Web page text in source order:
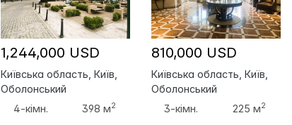
1,244,000 USD
Київська область, Київ,
Оболонський
4-кімн.
398 м2
810,000 USD
Київська область, Київ,
Оболонський
3-кімн.
225 м2